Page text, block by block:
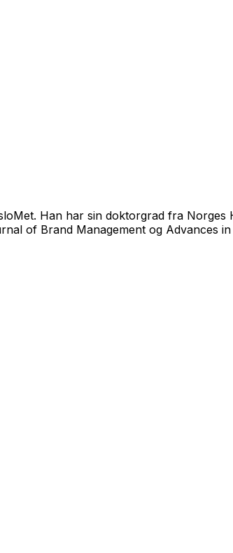
Han har sin doktorgrad fra
of Brand Management og Advances